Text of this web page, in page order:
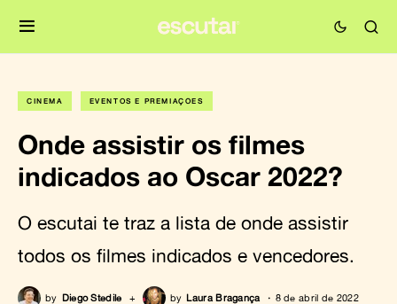
CINEMA EVENTOS E PREMIAÇÕES
Onde assistir os filmes
indicados ao Oscar 2022?
O escutai te traz a lista de onde assistir
todos os filmes indicados e vencedores.
by Diego Stedile + by Laura Bragança
8 de abril de 2022